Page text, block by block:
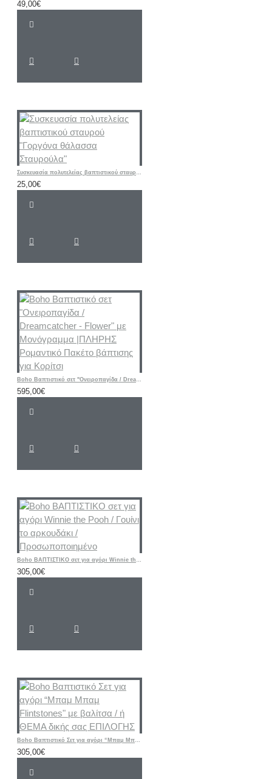
49,00€
Συσκευασία πολυτελείας βαπτιστικού σταυρού "Γοργόνα θάλασσα Σταυρούλα"
25,00€
Boho Βαπτιστικό σετ "Ονειροπαγίδα / Dreamcatcher - Flower" με Μονόγραμμα |ΠΛΗΡΗΣ Ρομαντικό Πακέτο βάπτισης για Κορίτσι
595,00€
Boho ΒΑΠΤΙΣΤΙΚΟ σετ για αγόρι Winnie the Pooh / Γουίνι το αρκουδάκι / Προσωποποιημένο
305,00€
Boho Βαπτιστικό Σετ για αγόρι “Μπαμ Μπαμ Flintstones" με βαλίτσα / ή ΘΕΜΑ δικής σας ΕΠΙΛΟΓΗΣ
305,00€